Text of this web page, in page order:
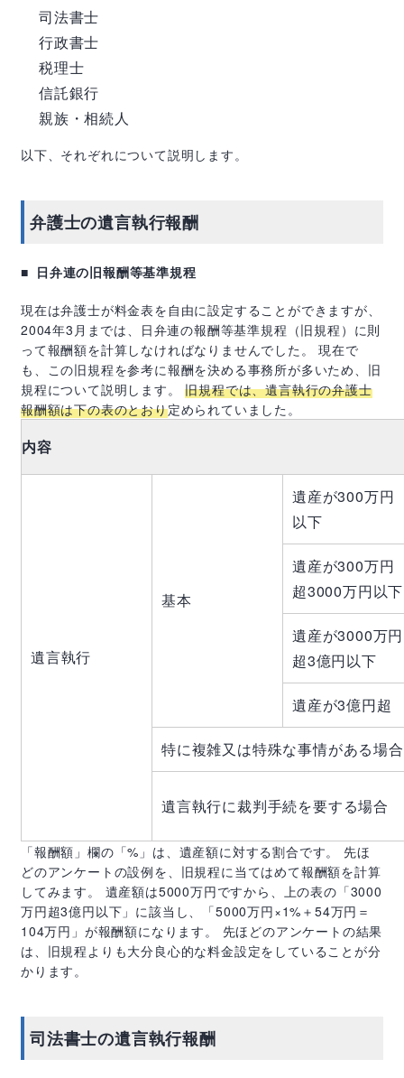
司法書士
行政書士
税理士
信託銀行
親族・相続人
以下、それぞれについて説明します。
弁護士の遺言執行報酬
日弁連の旧報酬等基準規程
現在は弁護士が料金表を自由に設定することができますが、
2004年3 月までは、日弁連の報酬等基準規程（旧規程）に則
って報酬額を計算しなければなりませんでした。 現在で
も、この旧規程を参考に報酬を決める事務所が多いため、旧
規程について説明します。旧規程では、遺言執行の弁護士
報酬額は下の表のとおり定められていました。
内容
遺言執行
基本
遺産が300万円
以下
遺産が300万円
超3000万円以下
遺産が3000万円
超3億円以下
遺産が3億円超
特に複雑又は特殊な事情がある場合
遺言執行に裁判手続を要する場合
「報酬額」欄の「% 」は、遺産額に対する割合です。 先ほ
どのアンケートの設例を、旧規程に当てはめて報酬額を計算
してみます。 遺産額は5000万円ですから、上の表の「3000
万円超3億円以下」に該当し、「5000万円×1% ＋54万円＝
104万円」が報酬額になります。 先ほどのアンケートの結果
は、旧規程よりも大分良心的な料金設定をしていることが分
かります。
司法書士の遺言執行報酬